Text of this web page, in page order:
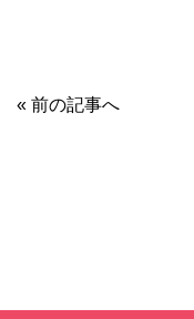
« 前の記事へ